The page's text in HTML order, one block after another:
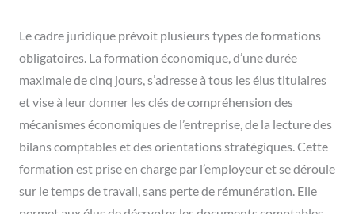
Le cadre juridique prévoit plusieurs types de formations
obligatoires. La formation économique, d’une durée
maximale de cinq jours, s’adresse à tous les élus titulaires
et vise à leur donner les clés de compréhension des
mécanismes économiques de l’entreprise, de la lecture des
bilans comptables et des orientations stratégiques. Cette
formation est prise en charge par l’employeur et se déroule
sur le temps de travail, sans perte de rémunération. Elle